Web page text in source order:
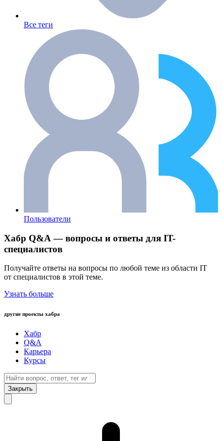
Все теги
Пользователи
Хабр Q&A — вопросы и ответы для IT-
специалистов
Получайте ответы на вопросы по любой теме из области IT
от специалистов в этой теме.
Узнать больше
другие проекты хабра
Хабр
Q&A
Карьера
Курсы
Закрыть